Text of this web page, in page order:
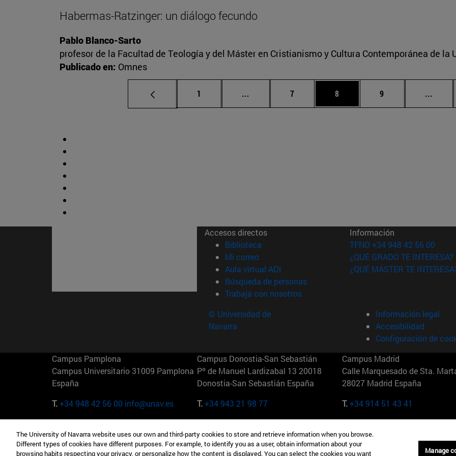
Habermas-Ratzinger: un diálogo fecundo
Pablo Blanco-Sarto
profesor de la Facultad de Teología y del Máster en Cristianismo y Cultura Contemporánea de la
Publicado en: Omnes
Página
1 ... Páginas intermedias Use TAB para desplazarse.
Página
7 Página
8 Página
9 ...
Accesos directos
Biblioteca (abre en nueva ventana)
Mi correo(abre en nueva ventana)
Aula virtual ADI (abre en nueva ventana)
Búsqueda de personas(abre en nueva ventana)
Trabaja con nosotros(abre en nueva ventana)
Información
TFNO +34 948 42 56 00
¿QUÉ GRADO TE INTERESA?
¿QUÉ MÁSTER TE
© Universidad de
Navarra
Información legal
Accesibilidad
Configuración de
Campus Pamplona
Campus Universitario 31009 Pamplona
España
T.+34 948 42 56 00 info@unav.es
Campus Donostia-San Sebastián
Pº de Manuel Lardizabal 13 20018
Donostia-San Sebastián España
T.+34 943 21 98 77
Campus Madrid
Calle Marquesado de Sta.
28027 Madrid España
T.+34 914 51 43 41
Camino del Cerro Águila 3 28023
Madrid España
165 W 57th St 10019-2201 Nueva York
EE.UU
Maria-Theresia-Straße 15 81675
Múnich Alemania
The University of Navarra website uses our own and third-party cookies to store and retrieve information when you browse.
Different types of cookies have different purposes. For example, to identify you as a user, obtain information about your
browsing habits respecting your privacy, or personalize how the content is displayed. You can select the cookies you want
Manage